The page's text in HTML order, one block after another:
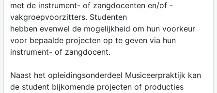
met de instrument- of zangdocenten en/of -
vakgroepvoorzitters. Studenten
hebben evenwel de mogelijkheid om hun voorkeur
voor bepaalde projecten op te geven via hun
instrument- of zangdocent.
Naast het opleidingsonderdeel Musiceerpraktijk kan
de student bijkomende projecten of producties